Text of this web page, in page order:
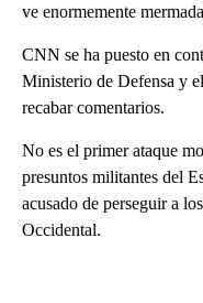
ve enormemente
CNN se ha puesto en
Ministerio de Defensa y
recabar comentarios.
No es el primer ataque
presuntos militantes del
acusado de perseguir a
Occidental.